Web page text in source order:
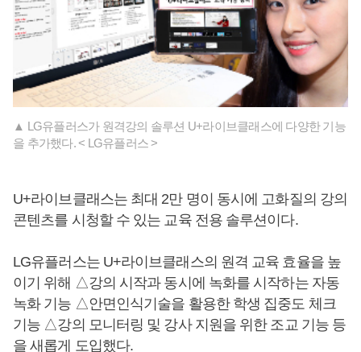
▲ LG유플러스가 원격강의 솔루션 U+라이브클래스에 다양한 기능
을 추가했다. < LG유플러스 >
U+라이브클래스는 최대 2만 명이 동시에 고화질의 강의
콘텐츠를 시청할 수 있는 교육 전용 솔루션이다.
LG유플러스는 U+라이브클래스의 원격 교육 효율을 높
이기 위해 △강의 시작과 동시에 녹화를 시작하는 자동
녹화 기능 △안면인식기술을 활용한 학생 집중도 체크
기능 △강의 모니터링 및 강사 지원을 위한 조교 기능 등
을 새롭게 도입했다.